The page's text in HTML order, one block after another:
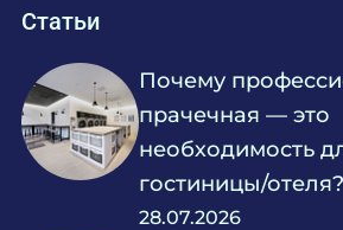
Статьи
Почему
прачечная — это
необходимость
гостиницы/отеля?
28.07.2026